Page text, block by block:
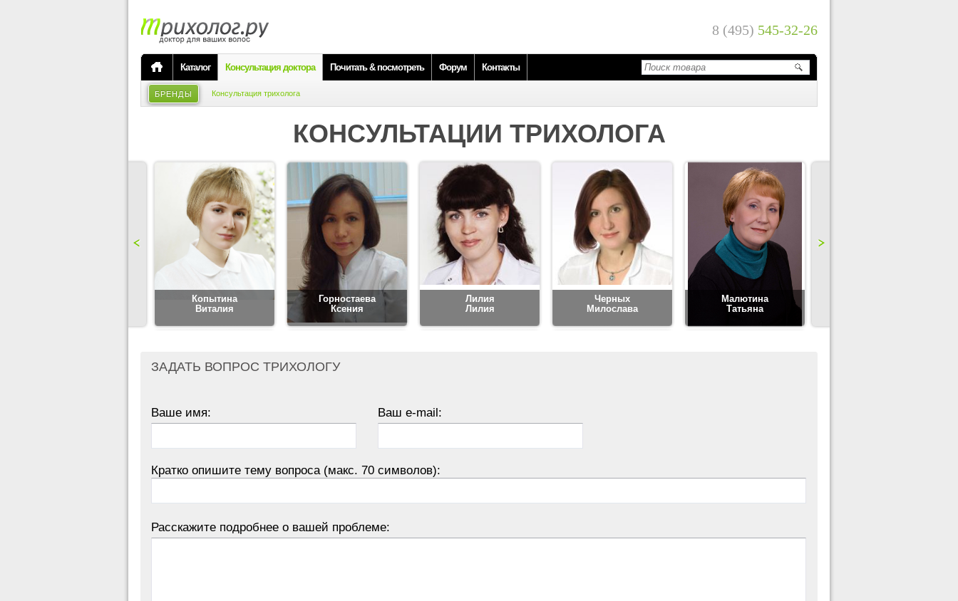
8 (495) 545-32-26
Каталог Консультация доктора Почитать & посмотреть Форум Контакты
БРЕНДЫ Консультация трихолога
КОНСУЛЬТАЦИИ ТРИХОЛОГА
Копытина
Виталия
Горностаева
Ксения
Лилия
Лилия
Черных
Милослава
Малютина
Татьяна
ЗАДАТЬ ВОПРОС ТРИХОЛОГУ
Ваше имя: Ваш e-mail:
Кратко опишите тему вопроса (макс. 70 символов):
Расскажите подробнее о вашей проблеме: